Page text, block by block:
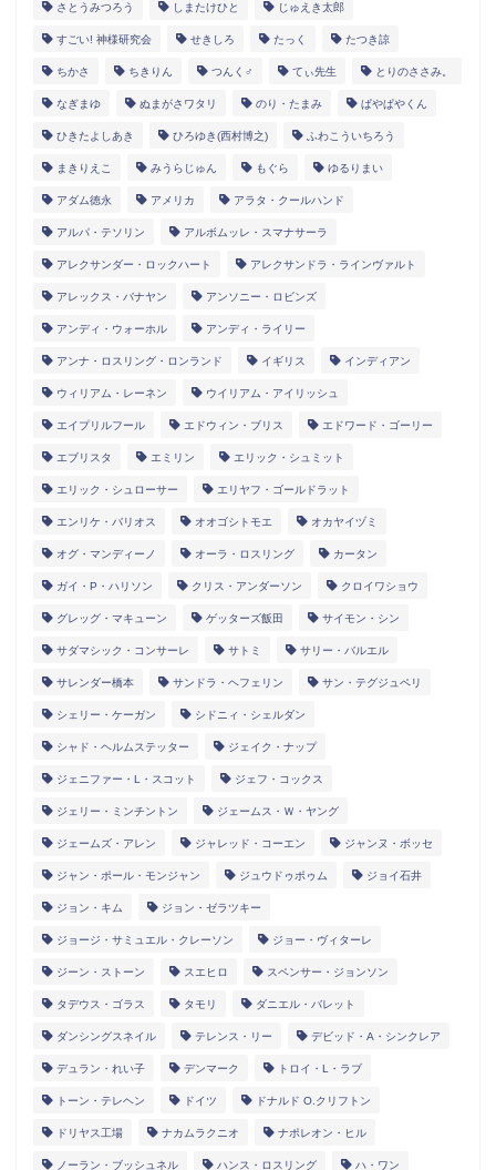
さとうみつろう しまたけひと じゅえき太郎
すごい! 神様研究会 せきしろ たっく たつき諒
ちかさ ちきりん つんく♂ てぃ先生 とりのささみ。
なぎまゆ ぬまがさワタリ のり・たまみ ぱやぱやくん
ひきたよしあき ひろゆき(西村博之) ふわこういちろう
まきりえこ みうらじゅん もぐら ゆるりまい
アダム徳永 アメリカ アラタ・クールハンド
アルパ・テソリン アルボムッレ・スマナサーラ
アレクサンダー・ロックハート アレクサンドラ・ラインヴァルト
アレックス・バナヤン アンソニー・ロビンズ
アンディ・ウォーホル アンディ・ライリー
アンナ・ロスリング・ロンランド イギリス インディアン
ウィリアム・レーネン ウイリアム・アイリッシュ
エイプリルフール エドウィン・ブリス エドワード・ゴーリー
エブリスタ エミリン エリック・シュミット
エリック・シュローサー エリヤフ・ゴールドラット
エンリケ・バリオス オオゴシトモエ オカヤイヅミ
オグ・マンディーノ オーラ・ロスリング カータン
ガイ・P・ハリソン クリス・アンダーソン クロイワショウ
グレッグ・マキューン ゲッターズ飯田 サイモン・シン
サダマシック・コンサーレ サトミ サリー・バルエル
サレンダー橋本 サンドラ・ヘフェリン サン・テグジュペリ
シェリー・ケーガン シドニィ・シェルダン
シャド・ヘルムステッター ジェイク・ナップ
ジェニファー・L・スコット ジェフ・コックス
ジェリー・ミンチントン ジェームス・Ｗ・ヤング
ジェームズ・アレン ジャレッド・コーエン ジャンヌ・ボッセ
ジャン・ポール・モンジャン ジュウドゥポゥム ジョイ石井
ジョン・キム ジョン・ゼラツキー
ジョージ・サミュエル・クレーソン ジョー・ヴィターレ
ジーン・ストーン スエヒロ スペンサー・ジョンソン
タデウス・ゴラス タモリ ダニエル・バレット
ダンシングスネイル テレンス・リー デビッド・A・シンクレア
デュラン・れい子 デンマーク トロイ・L・ラブ
トーン・テレヘン ドイツ ドナルド O.クリフトン
ドリヤス工場 ナカムラクニオ ナポレオン・ヒル
ノーラン・ブッシュネル ハンス・ロスリング ハ・ワン